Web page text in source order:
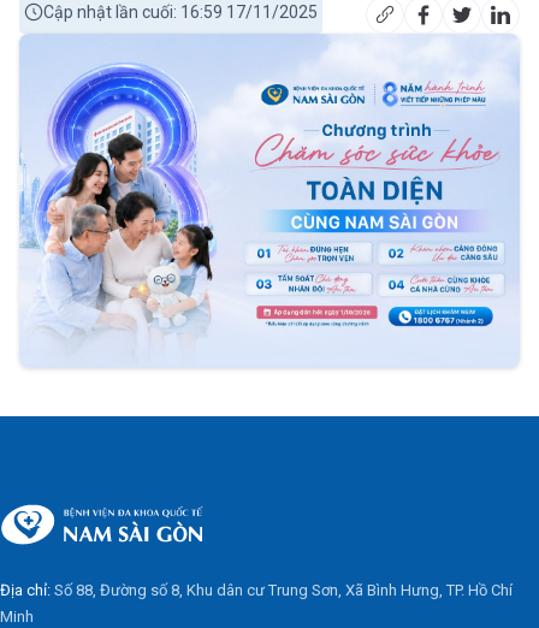
Cập nhật lần cuối: 16:59 17/11/2025
Địa chỉ: Số 88, Đường số 8, Khu dân cư Trung Sơn, Xã Bình Hưng, TP. Hồ Chí
Minh